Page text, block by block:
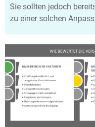
Sie sollten jedoch
zu einer solchen